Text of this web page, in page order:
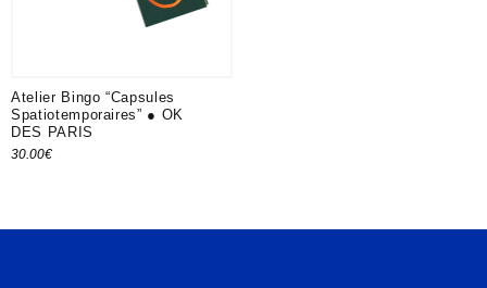
Atelier Bingo “Capsules
Spatiotemporaires” ● OK
DES PARIS
30.00€